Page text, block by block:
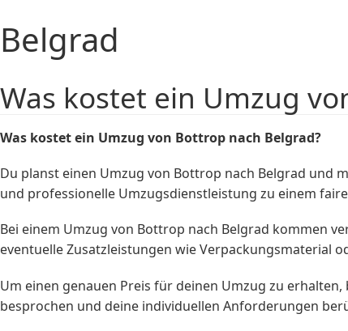
Belgrad
Was kostet ein Umzug
Was kostet ein Umzug von Bottrop nach Belgrad?
Du planst einen Umzug von Bottrop nach Belgrad und
und professionelle Umzugsdienstleistung zu einem
Bei einem Umzug von Bottrop nach Belgrad kommen
eventuelle Zusatzleistungen wie Verpackungsmaterial
Um einen genauen Preis für deinen Umzug zu
besprochen und deine individuellen Anforderungen